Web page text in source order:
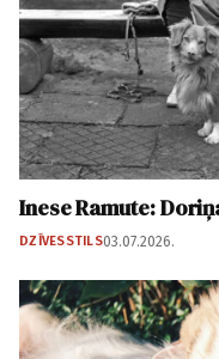
Inese Ramute:
DZĪVESSTILS03.07.2026.